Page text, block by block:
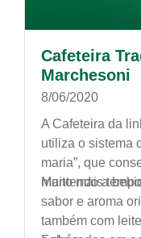
Cafeteira
Marchesoni
8/06/2020
A Cafeteira da
utiliza o sistema
maria”, que
muito mais
Mantendo a
sabor e aroma
também com